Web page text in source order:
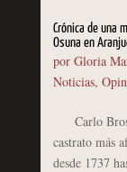
Crónica de una
Osuna en
por Gloria
Noticias,
Carlo
castrato más
desde 1737